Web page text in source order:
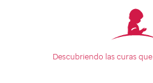
Descubriendo las curas que